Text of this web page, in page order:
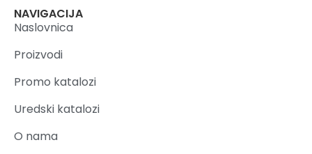
NAVIGACIJA
Naslovnica
Proizvodi
Promo katalozi
Uredski katalozi
O nama